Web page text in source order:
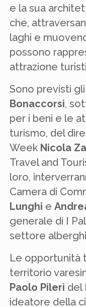
e la sua
che,
laghi e
possono
attrazione
Sono previsti
Bonaccorsi,
per i beni e le
turismo, del
Week Nicola
Travel and
loro,
Camera di
Lunghi e
generale di I
settore
Le opportunità
territorio
Paolo Pileri del
ideatore della